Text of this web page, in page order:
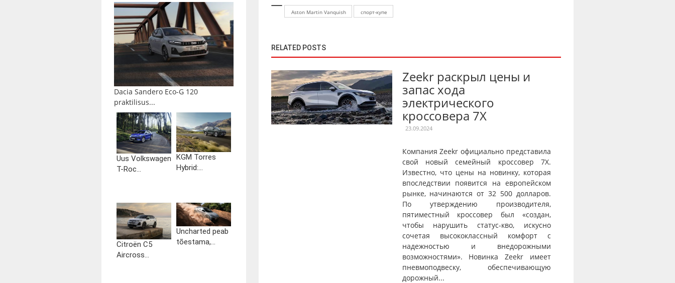
Dacia Sandero Eco-G 120
praktilisus...
Uus Volkswagen
T-Roc...
KGM Torres
Hybrid:...
Citroën C5
Aircross...
Uncharted peab
tõestama,...
Aston Martin Vanquish спорт-купе
RELATED POSTS
Zeekr раскрыл цены и
запас хода
электрического
кроссовера 7X
23.09.2024
Компания Zeekr официально представила
свой новый семейный кроссовер 7X.
Известно, что цены на новинку, которая
впоследствии появится на европейском
рынке, начинаются от 32 500 долларов.
По утверждению производителя,
пятиместный кроссовер был «создан,
чтобы нарушить статус-кво, искусно
сочетая высококлассный комфорт с
надежностью и внедорожными
возможностями». Новинка Zeekr имеет
пневмоподвеску, обеспечивающую
дорожный...